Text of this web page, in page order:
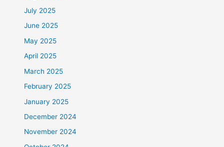
July 2025
June 2025
May 2025
April 2025
March 2025
February 2025
January 2025
December 2024
November 2024